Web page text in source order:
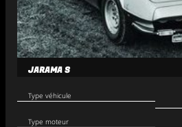
JARAMA S
Type véhicule
Type moteur